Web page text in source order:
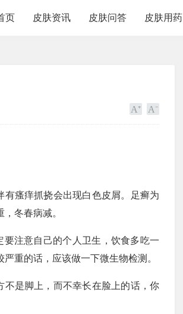
页 皮肤资讯 皮肤问答 皮肤用药
瘙痒抓挠会出现白色皮屑。足癣为
冬春病减。
注意自己的个人卫生，饮食多吃一
重的话，应该做一下微生物检测。
是脚上，而不幸长在脸上的话，你